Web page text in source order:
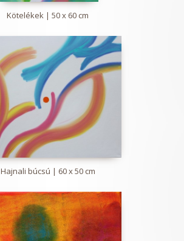
Kötelékek | 50 x 60 cm
Hajnali búcsú | 60 x 50 cm